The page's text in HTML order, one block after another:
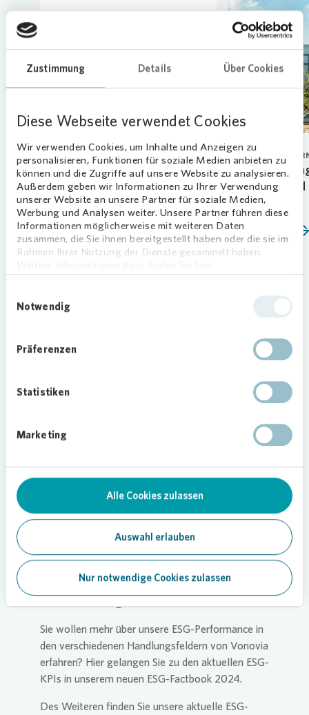
Zustimmung Details Über Cookies
Diese Webseite verwendet Cookies
Wir verwenden Cookies, um Inhalte und Anzeigen zu
personalisieren, Funktionen für soziale Medien anbieten zu
können und die Zugriffe auf unsere Website zu analysieren.
Außerdem geben wir Informationen zu Ihrer Verwendung
unserer Website an unsere Partner für soziale Medien,
Werbung und Analysen weiter. Unsere Partner führen diese
Informationen möglicherweise mit weiteren Daten
zusammen, die Sie ihnen bereitgestellt haben oder die sie im
Rahmen Ihrer Nutzung der Dienste gesammelt haben.
Notwendig
Präferenzen
Statistiken
Marketing
Alle Cookies zulassen
Auswahl erlauben
Nur notwendige Cookies zulassen
PERSONAL
Neue Talente starten ihre
Ausbildung
07.08.2026
Mehr erfahren
CORPORATE
Vonovia
Vorstand
01.06.2026
Mehr erfahren
Nachhaltigkeit
Sie wollen mehr über unsere ESG-Performance in
den verschiedenen Handlungsfeldern von Vonovia
erfahren? Hier gelangen Sie zu den aktuellen ESG-
KPIs in unserem neuen ESG-Factbook 2024.
Des Weiteren finden Sie unsere aktuelle ESG-